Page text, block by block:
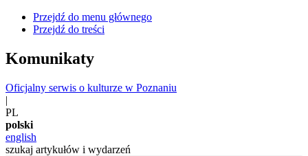
Przejdź do menu głównego
Przejdź do treści
Komunikaty
Oficjalny serwis o kulturze w Poznaniu
|
PL
polski
english
szukaj artykułów i wydarzeń